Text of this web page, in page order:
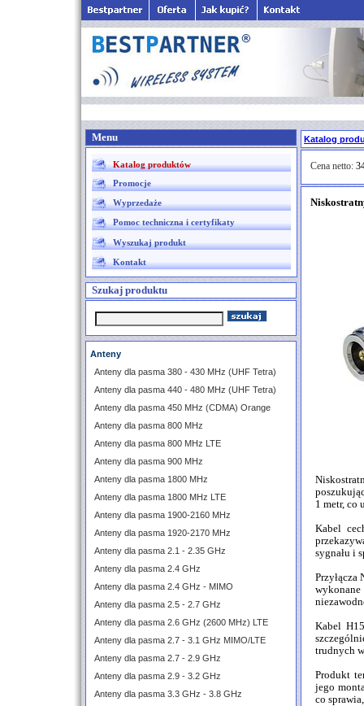
Menu
Katalog produktów
Promocje
Wyprzedaże
Pomoc techniczna i certyfikaty
Wyszukaj produkt
Kontakt
Szukaj produktu
Anteny
Anteny dla pasma 380 - 430 MHz (UHF Tetra)
Anteny dla pasma 440 - 480 MHz (UHF Tetra)
Anteny dla pasma 450 MHz (CDMA) Orange
Anteny dla pasma 800 MHz
Anteny dla pasma 800 MHz LTE
Anteny dla pasma 900 MHz
Anteny dla pasma 1800 MHz
Anteny dla pasma 1800 MHz LTE
Anteny dla pasma 1900-2160 MHz
Anteny dla pasma 1920-2170 MHz
Anteny dla pasma 2.1 - 2.35 GHz
Anteny dla pasma 2.4 GHz
Anteny dla pasma 2.4 GHz - MIMO
Anteny dla pasma 2.5 - 2.7 GHz
Anteny dla pasma 2.6 GHz (2600 MHz) LTE
Anteny dla pasma 2.7 - 3.1 GHz MIMO/LTE
Anteny dla pasma 2.7 - 2.9 GHz
Anteny dla pasma 2.9 - 3.2 GHz
Anteny dla pasma 3.3 GHz - 3.8 GHz
Katalog
Cena netto:
1 metr, co
Kabel
sygnału i
Przyłącza
wykonane
Kabel
trudnych
Produkt
jego
co